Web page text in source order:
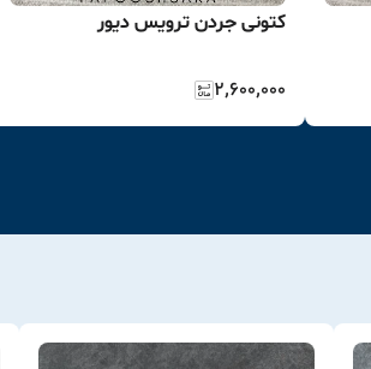
کتونی جردن ترویس دیور
۲٬۶۰۰٬۰۰۰